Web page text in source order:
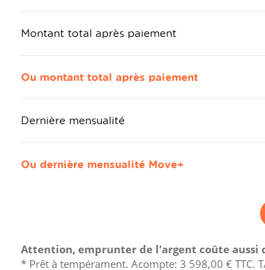
Montant total après paiement
Ou montant total après paiement
Dernière mensualité
Ou dernière mensualité Move+
Attention, emprunter de l'argent coûte aussi
* Prêt à tempérament. Acompte: 3 598,00 € TTC.